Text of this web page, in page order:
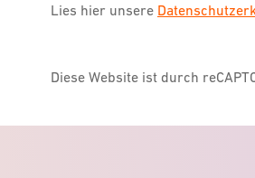
Lies hier unsere
Diese Website ist durch